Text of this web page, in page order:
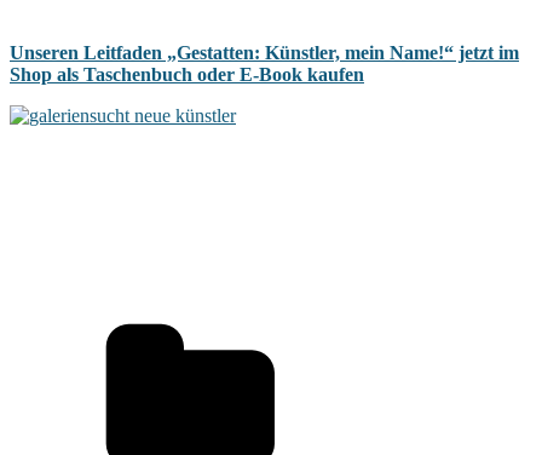
Unseren Leitfaden „Gestatten: Künstler, mein Name!“ jetzt im
Shop als Taschenbuch oder E-Book kaufen